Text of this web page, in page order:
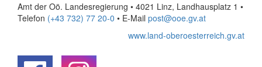
Amt der Oö. Landesregierung • 4021 Linz, Landhausplatz 1 •
Telefon (+43 732) 77 20-0 • E-Mail post@ooe.gv.at
www.land-oberoesterreich.gv.at